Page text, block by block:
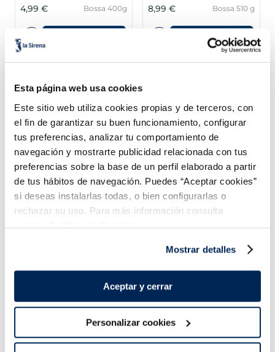
Esta página web usa cookies
Este sitio web utiliza cookies propias y de terceros, con
el fin de garantizar su buen funcionamiento, configurar
tus preferencias, analizar tu comportamiento de
navegación y mostrarte publicidad relacionada con tus
preferencias sobre la base de un perfil elaborado a partir
de tus hábitos de navegación. Puedes “Aceptar cookies”
si deseas instalarlas todas, o bien configurarlas o
rechazar su uso. Para más información consulta
nuestraPolítica de Cookies.
Mostrar detalles
Aceptar y cerrar
Personalizar cookies
4,99 € Bossa 400g 8,99 € Bossa 510 g
Combina-ho i fes un menú de 10!
Bossa 600g
Añadir
2,99 €
Añadir